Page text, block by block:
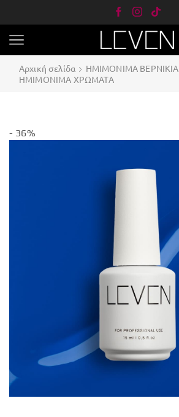
Αρχική σελίδα
ΗΜΙΜΟΝΙΜΑ ΒΕΡΝΙΚΙΑ
ΗΜΙΜΟΝΙΜΑ ΧΡΩΜΑΤΑ
- 36%